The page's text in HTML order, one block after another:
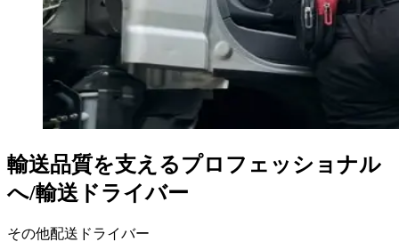
輸送品質を支えるプロフェッショナル
へ/輸送ドライバー
その他配送ドライバー